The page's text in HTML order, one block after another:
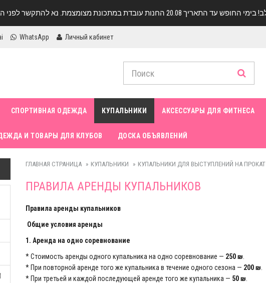
WhatsApp Личный кабинет
СПОРТИВНАЯ ОДЕЖДА КУПАЛЬНИКИ АКСЕССУАРЫ ДЛЯ ФИТНЕСА
И ТОВАРЫ ДЛЯ КЛУБОВ ДОСКА ОБЪЯВЛЕНИЙ
ГЛАВНАЯ СТРАНИЦА КУПАЛЬНИКИ КУПАЛЬНИКИ ДЛЯ ВЫСТУПЛЕНИЙ НА ПРОКАТ
ПРАВИЛА АРЕНДЫ КУПАЛЬНИКОВ
Правила аренды купальников
Общие условия аренды
1. Аренда на одно соревнование
* Стоимость аренды одного купальника на одно соревнование — 250 ₪
* При повторной аренде того же купальника в течение одного сезона — 200 ₪
* При третьей и каждой последующей аренде того же купальника — 50 ₪